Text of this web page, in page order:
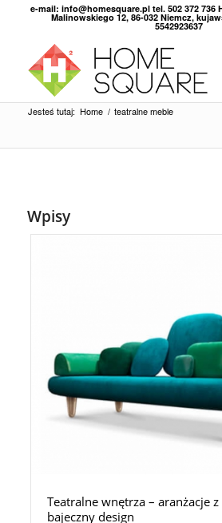
e-mail: info@homesquare.pl tel. 502 372 736
Malinowskiego 12, 86-032 Niemcz,
5542923637
Jesteś tutaj: Home / teatralne meble
Wpisy
Teatralne wnętrza – aranżacje
bajeczny design